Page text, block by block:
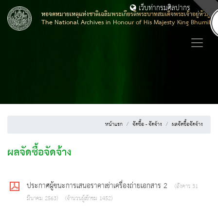
หอจดหมายเหตุแห่งชาติเฉลิมพระเกียรติพระบาทสมเด็จพระเจ้าอยู่หัวภูมิ
The National Archives in Honour of His Majesty King
เว็บท่ากรมศิลปากร
หน้าแรก จัดซื้อ - จัดจ้าง ผลจัดซื้อจัดจ้าง
ผลจัดซื้อจัดจ้าง
ประกาศผู้ชนะการเสนอราคาเช่าเครื่องถ่ายเอกสาร 2
(อังคาร 31
มีนาคม 2563)
(จำนวนผู้เข้าชม 1452)